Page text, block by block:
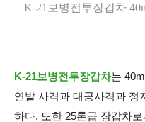
K-21보병전투장갑차
K-21보병전투장갑차는
연발 사격과 대공사격과 정
하다. 또한 25톤급 장갑차